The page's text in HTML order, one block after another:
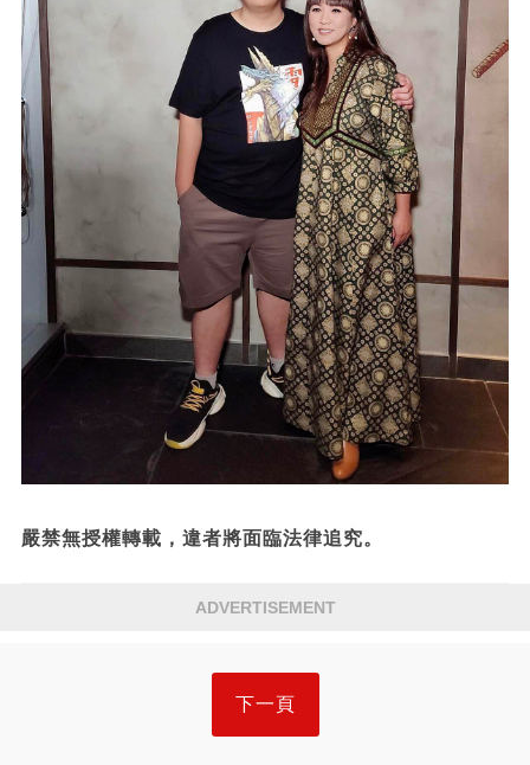
嚴禁無授權轉載，違者將面臨法律追究。
ADVERTISEMENT
下一頁